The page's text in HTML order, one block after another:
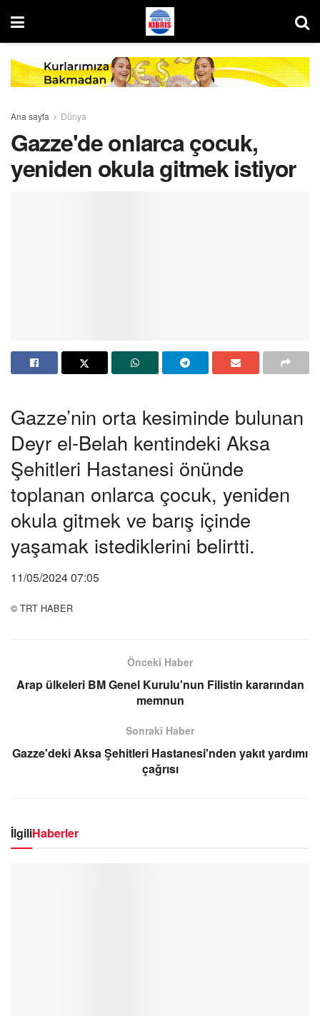
Ana sayfa Dünya
Gazze'de onlarca çocuk,
yeniden okula gitmek istiyor
Gazze’nin orta kesiminde bulunan
Deyr el-Belah kentindeki Aksa
Şehitleri Hastanesi önünde
toplanan onlarca çocuk, yeniden
okula gitmek ve barış içinde
yaşamak istediklerini belirtti.
11/05/2024 07:05
© TRT HABER
Önceki Haber
Arap ülkeleri BM Genel Kurulu'nun Filistin kararından
memnun
Sonraki Haber
Gazze'deki Aksa Şehitleri Hastanesi'nden yakıt yardımı
çağrısı
İlgiliHaberler